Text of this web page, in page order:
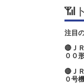
📶
注目
🔴Ｊ
００
🔴Ｊ
０号